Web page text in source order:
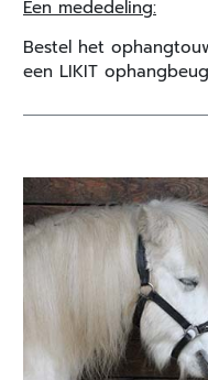
Een mededeling:
Bestel het
een LIKIT